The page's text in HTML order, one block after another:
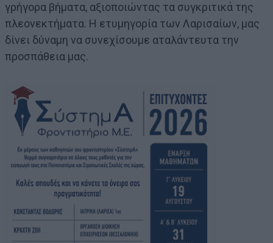
γρήγορα βήματα, αξιοποιώντας τα συγκριτικά της
πλεονεκτήματα. Η ετυμηγορία των Λαρισαίων, μας
δίνει δύναμη να συνεχίσουμε αταλάντευτα την
προσπάθεια μας.